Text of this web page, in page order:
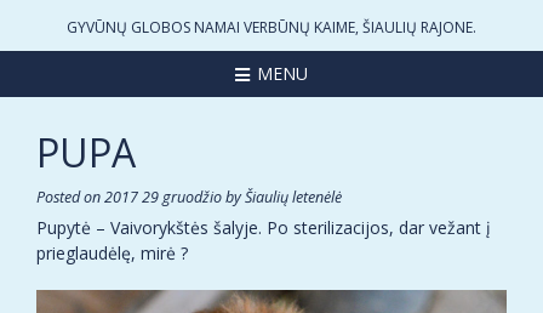
GYVŪNŲ GLOBOS NAMAI VERBŪNŲ KAIME, ŠIAULIŲ RAJONE.
MENU
PUPA
Posted on2017 29 gruodžiobyŠiaulių letenėlė
Pupytė – Vaivorykštės šalyje. Po sterilizacijos, dar vežant į
prieglaudėlę, mirė ?